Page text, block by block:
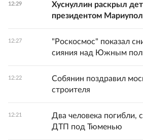
12:29
Хуснуллин раскрыл
президентом
12:27
"Роскосмос" показал
сияния над Южным
12:22
Собянин поздравил
строителя
12:21
Два человека погибли,
ДТП под Тюменью